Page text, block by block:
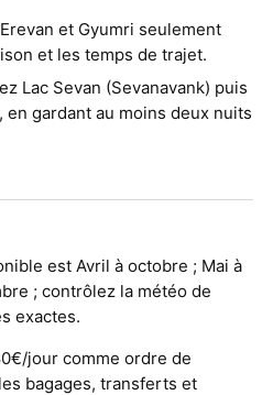
et Gyumri seulement
et les temps de trajet.
Lac Sevan (Sevanavank) puis
en gardant au moins deux nuits
est Avril à octobre ; Mai à
; contrôlez la météo de
exactes.
jour comme ordre de
bagages, transferts et